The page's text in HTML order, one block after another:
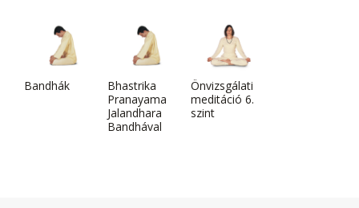
Bandhák
Bhastrika
Pranayama
Jalandhara
Bandhával
Önvizsgálati
meditáció 6.
szint